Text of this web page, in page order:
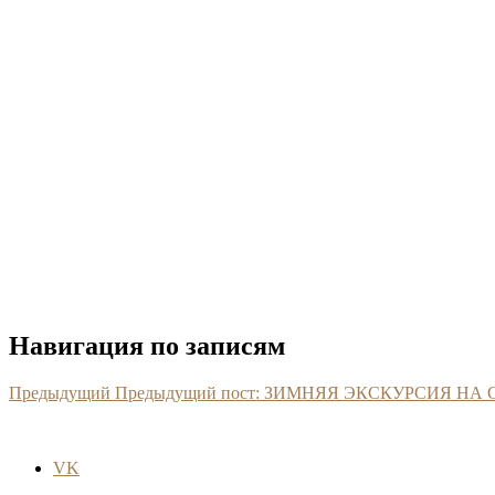
Навигация по записям
Предыдущий Предыдущий пост: ЗИМНЯЯ ЭКСКУРСИЯ НА
VK